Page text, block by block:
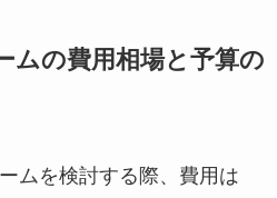
ムの費用相場と予算の
ムを検討する際、費用は